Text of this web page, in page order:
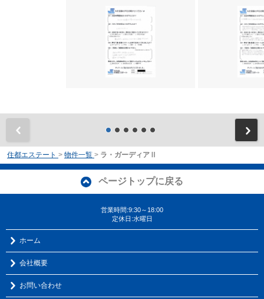
住都エステート > 物件一覧 > ラ・ガーディアⅡ
ページトップに戻る
営業時間:9:30～18:00
定休日:水曜日
ホーム
会社概要
お問い合わせ